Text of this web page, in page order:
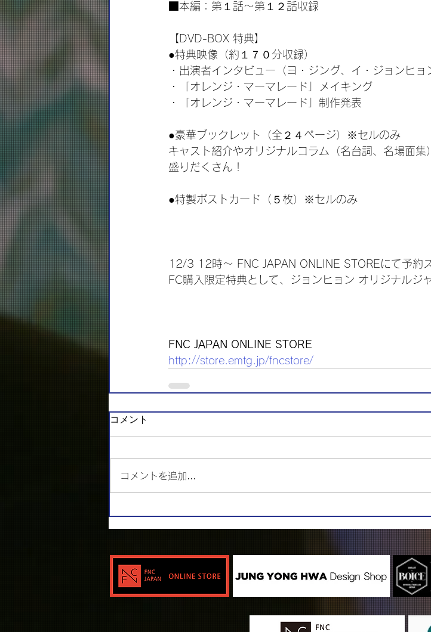
■本編：第１話～第１２話収録
【DVD-BOX 特典】
●特典映像（約１７０分収録）
・出演者インタビュー（ヨ・ジング、イ・ジョンヒョ
・「オレンジ・マーマレード」メイキング
・「オレンジ・マーマレード」制作発表
●豪華ブックレット（全２４ページ）※セルのみ
キャスト紹介やオリジナルコラム（名台詞、名場面
盛りだくさん！
●特製ポストカード（５枚）※セルのみ
12/3 12時～ FNC JAPAN ONLINE STOREにて予約
FC購入限定特典として、ジョンヒョン オリジナルジ
FNC JAPAN ONLINE STORE
http://store.emtg.jp/fncstore/
コメント
コメントを追加…